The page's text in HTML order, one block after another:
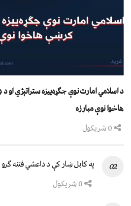
د اسلامي امارت نوې جګړه‌ییزه ستراتېژي او
هاخوا نوې مبارزه
په کابل ښار کې د داعشي فتنه